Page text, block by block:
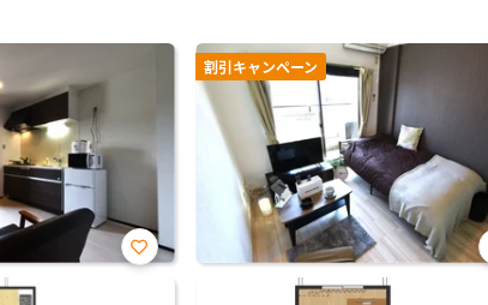
お気
割引キャンペーン